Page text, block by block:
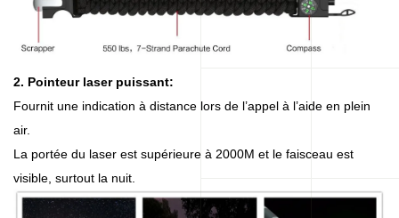
2. Pointeur laser puissant:
Fournit une indication à distance lors de l’appel à l’aide en plein
air.
La portée du laser est supérieure à 2000M et le faisceau est
visible, surtout la nuit.